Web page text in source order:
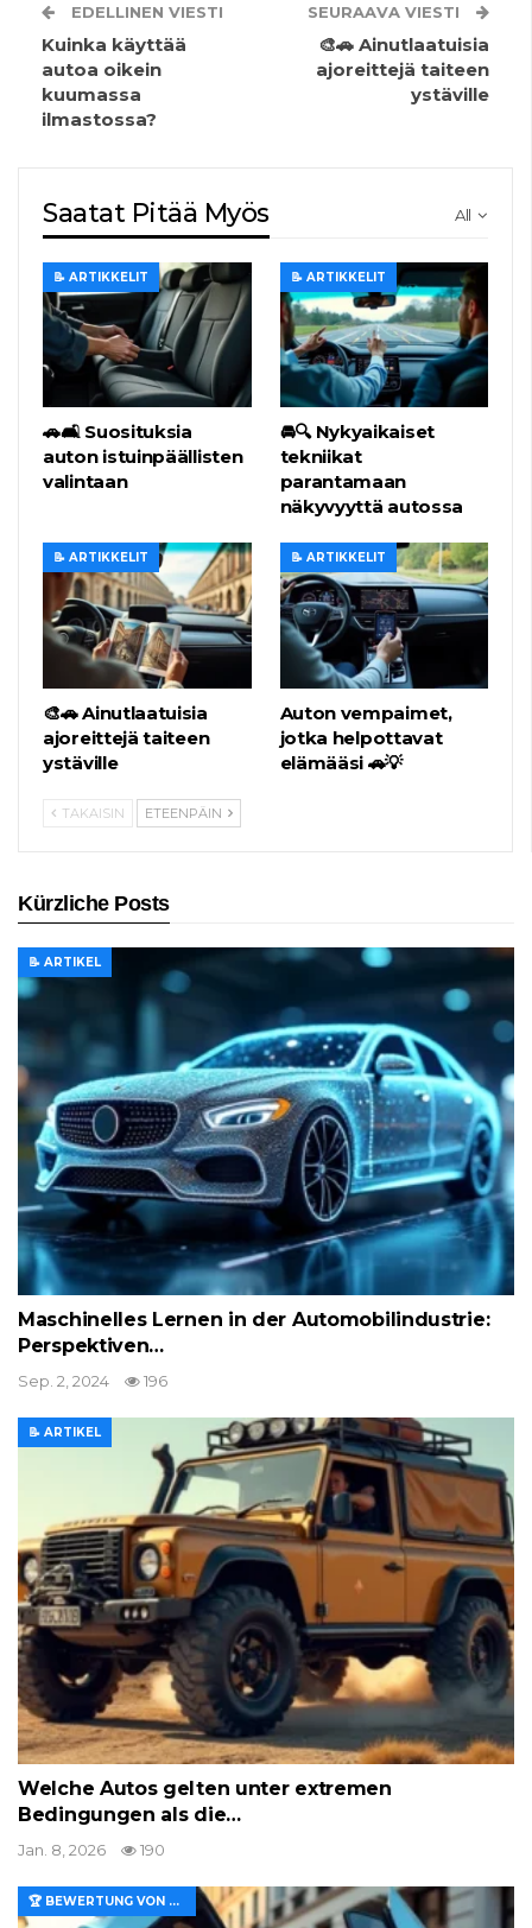
EDELLINEN VIESTI
Kuinka käyttää
autoa oikein
kuumassa
ilmastossa?
SEURAAVA VIESTI
🎨🚗 Ainutlaatuisia
ajoreittejä taiteen
ystäville
All
Saatat Pitää Myös
📝 ARTIKKELIT
🚗🛋️ Suosituksia
auton istuinpäällisten
valintaan
📝 ARTIKKELIT
🚘🔍 Nykyaikaiset
tekniikat
parantamaan
näkyvyyttä autossa
📝 ARTIKKELIT
🎨🚗 Ainutlaatuisia
ajoreittejä taiteen
ystäville
📝 ARTIKKELIT
Auton vempaimet,
jotka helpottavat
elämääsi 🚗💡
TAKAISIN ETEENPÄIN
Kürzliche Posts
📝 ARTIKEL
Maschinelles Lernen in der Automobilindustrie:
Perspektiven…
Sep. 2, 2024 196
📝 ARTIKEL
Welche Autos gelten unter extremen
Bedingungen als die…
Jan. 8, 2026 190
🏆 BEWERTUNG VON MERKMALEN UND WERT